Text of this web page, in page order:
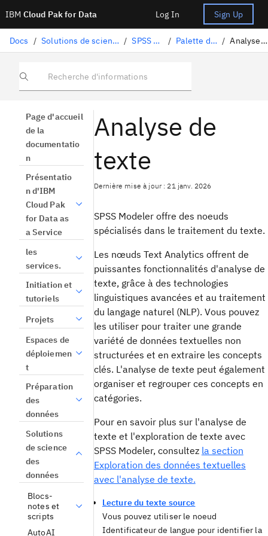
IBM Cloud Pak for Data Log In Sign Up
Docs / Solutions de science des données / SPSS Modeler / Palette de noeuds / Analyse de texte
Recherche d'informations
Page d'accueil
de la
documentatio
n
Présentatio
n d'IBM
Cloud Pak
for Data as
a Service
les
services.
Initiation et
tutoriels
Projets
Espaces de
déploiemen
t
Préparation
des
données
Solutions
de science
des
données
Blocs-
notes et
scripts
AutoAI
Analyse de
texte
Dernière mise à jour : 21 janv. 2026
SPSS Modeleroffre des noeuds
spécialisés dans le traitement du texte.
Les nœuds Text Analytics offrent de
puissantes fonctionnalités d'analyse de
texte, grâce à des technologies
linguistiques avancées et au traitement
du langage naturel (NLP). Vous pouvez
les utiliser pour traiter une grande
variété de données textuelles non
structurées et en extraire les concepts
clés. L'analyse de texte peut également
organiser et regrouper ces concepts en
catégories.
Pour en savoir plus sur l'analyse de
texte et l'exploration de texte avec
SPSS Modeler, consultez la section
Exploration des données textuelles
avec l'analyse de texte.
Lecture du texte source
Vous pouvez utiliser le noeud
Identificateur de langue pour identifier la